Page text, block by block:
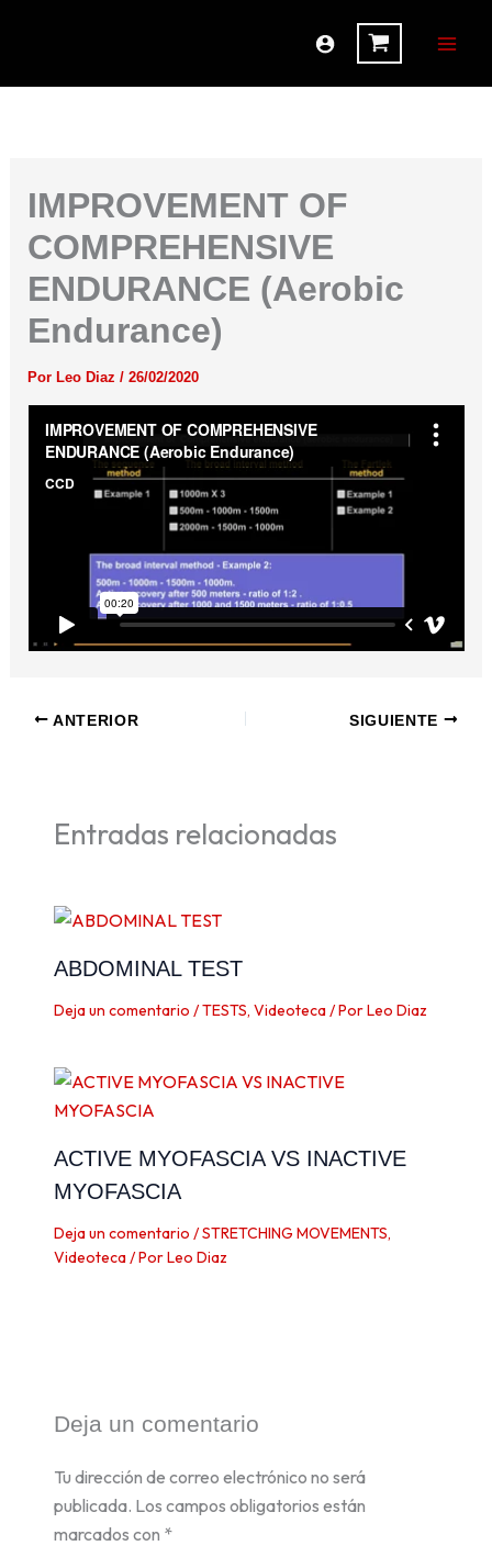
IMPROVEMENT OF
COMPREHENSIVE
ENDURANCE (Aerobic
Endurance)
Por Leo Diaz / 26/02/2020
ANTERIOR SIGUIENTE
Entradas relacionadas
ABDOMINAL TEST
Deja un comentario /TESTS, Videoteca/ PorLeo Diaz
ACTIVE MYOFASCIA VS INACTIVE
MYOFASCIA
Deja un comentario /STRETCHING MOVEMENTS,
Videoteca/ PorLeo Diaz
Deja un comentario
Tu dirección de correo electrónico no será
publicada. Los campos obligatorios están
marcados con *